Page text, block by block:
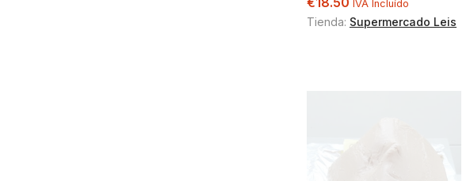
IVA Incluído
Tienda: Supermercado Leis